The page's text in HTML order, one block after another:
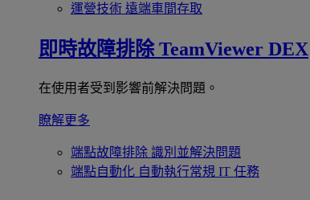
運營技術 遠端車間存取
即時故障排除 TeamViewer DEX
在使用者受到影響前解決問題。
瞭解更多
端點故障排除 識別並解決問題
端點自動化 自動執行常規 IT 任務